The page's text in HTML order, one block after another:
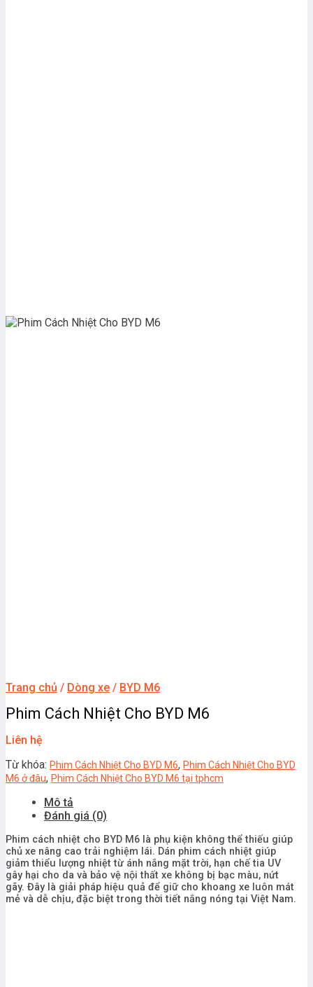
Trang chủ / Dòng xe / BYD M6
Phim Cách Nhiệt Cho BYD M6
Liên hệ
Từ khóa: Phim Cách Nhiệt Cho BYD M6, Phim Cách Nhiệt Cho BYD
M6 ở đâu, Phim Cách Nhiệt Cho BYD M6 tại tphcm
Mô tả
Đánh giá (0)
Phim cách nhiệt cho BYD M6 là phụ kiện không thể thiếu giúp
chủ xe nâng cao trải nghiệm lái. Dán phim cách nhiệt giúp
giảm thiểu lượng nhiệt từ ánh nắng mặt trời, hạn chế tia UV
gây hại cho da và bảo vệ nội thất xe không bị bạc màu, nứt
gãy. Đây là giải pháp hiệu quả để giữ cho khoang xe luôn mát
mẻ và dễ chịu, đặc biệt trong thời tiết nắng nóng tại Việt Nam.